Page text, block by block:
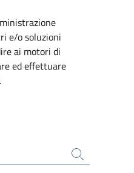
e/o soluzioni
ai motori di
ed effettuare